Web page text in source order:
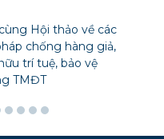
Hội thảo về các
chống hàng giả,
trí tuệ, bảo vệ
TMĐT